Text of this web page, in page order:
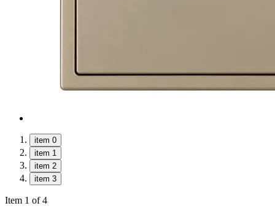
item 0
item 1
item 2
item 3
Item 1 of 4